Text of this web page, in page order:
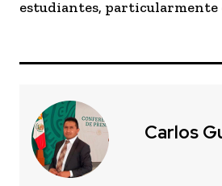
estudiantes, particularmente
Carlos